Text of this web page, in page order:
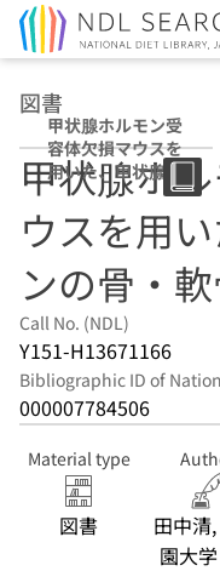
図書
甲状腺ホルモン受
容体欠損マウスを
用いた、甲状腺ホ
ルモンの骨・軟骨
作用の解析
甲状腺ホ
ウスを用
ンの骨・
Call No. (NDL)
Y151-H13671166
Bibliographic ID of
000007784506
Material type
図書
田中清
園大